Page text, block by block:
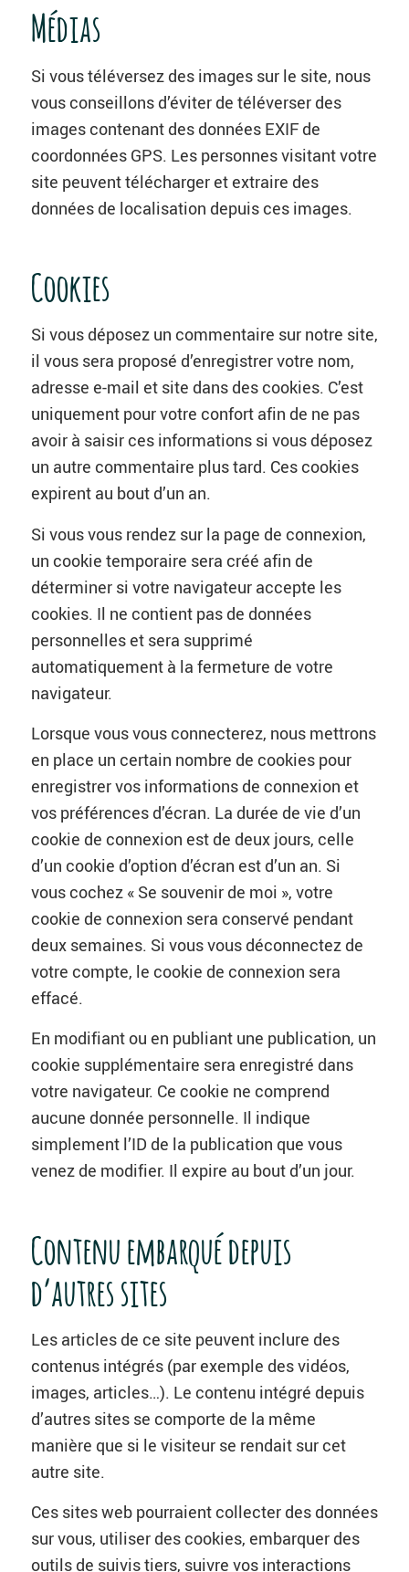
Médias
Si vous téléversez des images sur le site, nous
vous conseillons d’éviter de téléverser des
images contenant des données EXIF de
coordonnées GPS. Les personnes visitant votre
site peuvent télécharger et extraire des
données de localisation depuis ces images.
Cookies
Si vous déposez un commentaire sur notre site,
il vous sera proposé d’enregistrer votre nom,
adresse e-mail et site dans des cookies. C’est
uniquement pour votre confort afin de ne pas
avoir à saisir ces informations si vous déposez
un autre commentaire plus tard. Ces cookies
expirent au bout d’un an.
Si vous vous rendez sur la page de connexion,
un cookie temporaire sera créé afin de
déterminer si votre navigateur accepte les
cookies. Il ne contient pas de données
personnelles et sera supprimé
automatiquement à la fermeture de votre
navigateur.
Lorsque vous vous connecterez, nous mettrons
en place un certain nombre de cookies pour
enregistrer vos informations de connexion et
vos préférences d’écran. La durée de vie d’un
cookie de connexion est de deux jours, celle
d’un cookie d’option d’écran est d’un an. Si
vous cochez « Se souvenir de moi », votre
cookie de connexion sera conservé pendant
deux semaines. Si vous vous déconnectez de
votre compte, le cookie de connexion sera
effacé.
En modifiant ou en publiant une publication, un
cookie supplémentaire sera enregistré dans
votre navigateur. Ce cookie ne comprend
aucune donnée personnelle. Il indique
simplement l’ID de la publication que vous
venez de modifier. Il expire au bout d’un jour.
Contenu embarqué depuis
d’autres sites
Les articles de ce site peuvent inclure des
contenus intégrés (par exemple des vidéos,
images, articles…). Le contenu intégré depuis
d’autres sites se comporte de la même
manière que si le visiteur se rendait sur cet
autre site.
Ces sites web pourraient collecter des données
sur vous, utiliser des cookies, embarquer des
outils de suivis tiers, suivre vos interactions